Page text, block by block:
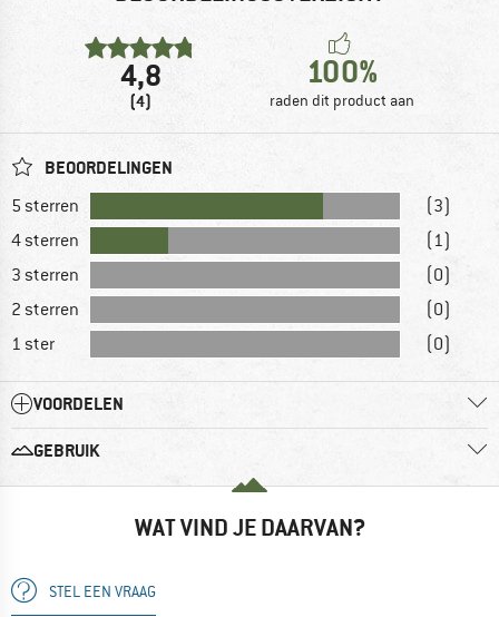
4,8
(4)
100%
raden dit product aan
BEOORDELINGEN
5 sterren
(3)
4 sterren
(1)
3 sterren
(0)
2 sterren
(0)
1 ster
(0)
VOORDELEN
GEBRUIK
WAT VIND JE DAARVAN?
STEL EEN VRAAG